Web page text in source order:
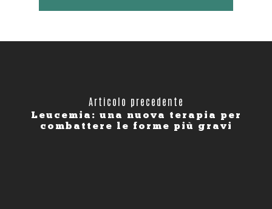
Articolo precedente
Leucemia: una nuova terapia per
combattere le forme più gravi